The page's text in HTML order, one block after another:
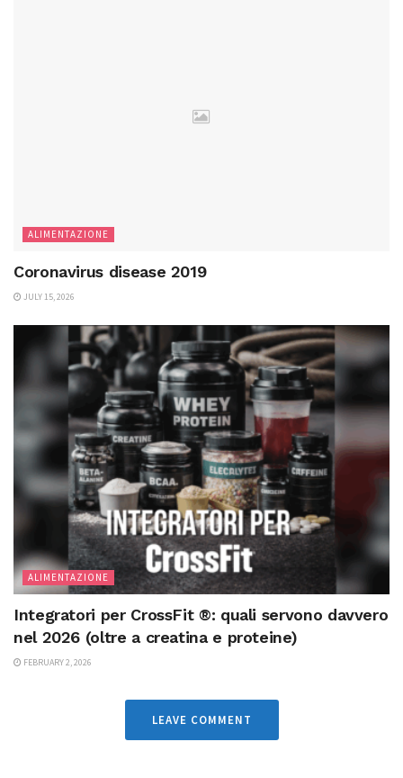
ALIMENTAZIONE
Coronavirus disease 2019
JULY 15, 2026
ALIMENTAZIONE
Integratori per CrossFit ®: quali servono davvero
nel 2026 (oltre a creatina e proteine)
FEBRUARY 2, 2026
LEAVE COMMENT